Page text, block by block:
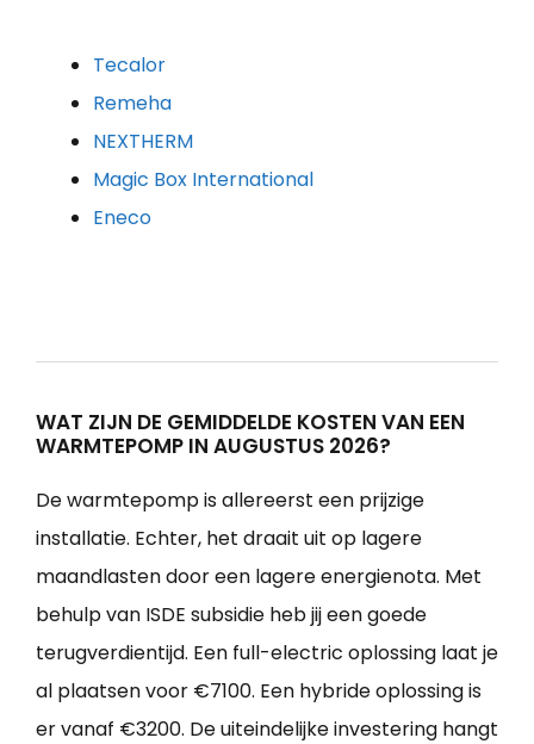
Tecalor
Remeha
NEXTHERM
Magic Box International
Eneco
WAT ZIJN DE GEMIDDELDE KOSTEN VAN EEN
WARMTEPOMP IN AUGUSTUS 2026?
De warmtepomp is allereerst een prijzige
installatie. Echter, het draait uit op lagere
maandlasten door een lagere energienota. Met
behulp van ISDE subsidie heb jij een goede
terugverdientijd. Een full-electric oplossing laat je
al plaatsen voor €7100. Een hybride oplossing is
er vanaf €3200. De uiteindelijke investering hangt